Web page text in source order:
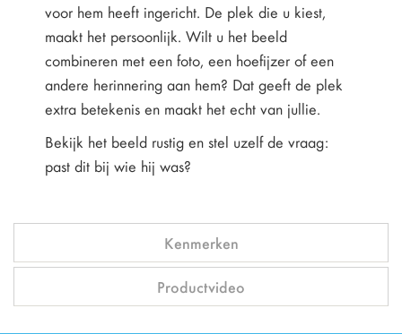
voor hem heeft ingericht. De plek die u kiest,
maakt het persoonlijk. Wilt u het beeld
combineren met een foto, een hoefijzer of een
andere herinnering aan hem? Dat geeft de plek
extra betekenis en maakt het echt van jullie.
Bekijk het beeld rustig en stel uzelf de vraag:
past dit bij wie hij was?
Kenmerken
Productvideo